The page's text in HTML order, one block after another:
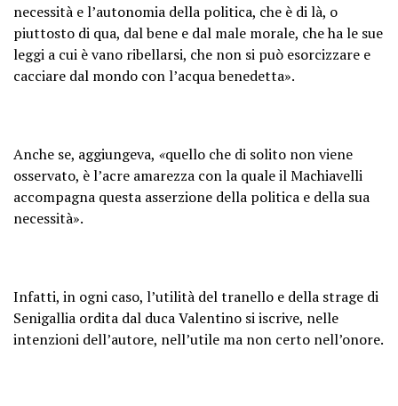
necessità e l’autonomia della politica, che è di là, o
piuttosto di qua, dal bene e dal male morale, che ha le sue
leggi a cui è vano ribellarsi, che non si può esorcizzare e
cacciare dal mondo con l’acqua benedetta».
Anche se, aggiungeva, «quello che di solito non viene
osservato, è l’acre amarezza con la quale il Machiavelli
accompagna questa asserzione della politica e della sua
necessità».
Infatti, in ogni caso, l’utilità del tranello e della strage di
Senigallia ordita dal duca Valentino si iscrive, nelle
intenzioni dell’autore, nell’utile ma non certo nell’onore.